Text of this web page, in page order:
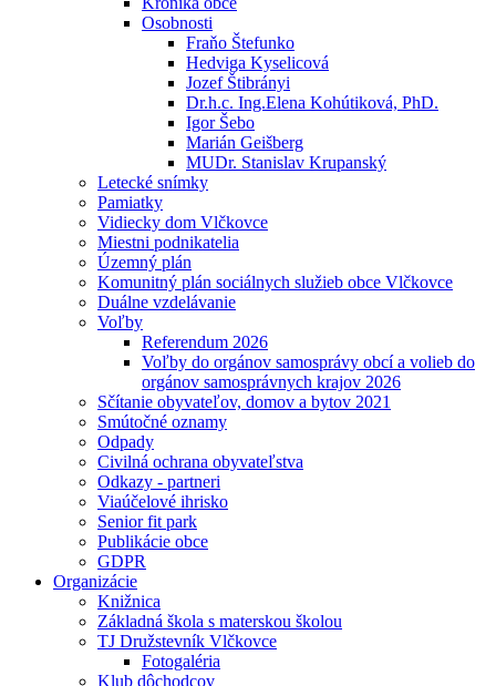
Osobnosti
Fraňo Štefunko
Hedviga Kyselicová
Jozef Štibrányi
Dr.h.c. Ing.Elena Kohútiková, PhD.
Igor Šebo
Marián Geišberg
MUDr. Stanislav Krupanský
Letecké snímky
Pamiatky
Vidiecky dom Vlčkovce
Miestni podnikatelia
Územný plán
Komunitný plán sociálnych služieb obce Vlčkovce
Duálne vzdelávanie
Voľby
Referendum 2026
Voľby do orgánov samosprávy obcí a volieb do
orgánov samosprávnych krajov 2026
Sčítanie obyvateľov, domov a bytov 2021
Smútočné oznamy
Odpady
Civilná ochrana obyvateľstva
Odkazy - partneri
Viaúčelové ihrisko
Senior fit park
Publikácie obce
GDPR
Organizácie
Knižnica
Základná škola s materskou školou
TJ Družstevník Vlčkovce
Fotogaléria
Klub dôchodcov